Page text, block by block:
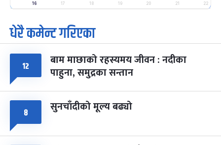
मंगल फाल्गुन २५, २०८३ Mar 9, 2027
७
आइत
पूर्णिमा व्रत
चैत्र ७, २०८३-Mar 21, 2027
८
सोम
फागुपूर्णिमा
चैत्र ८, २०८३-Mar 22, 2027
७ महिना बाँकी
16 17 18 19 20 21 22
धेरै कमेन्ट गरिएका
१२ बाम माछाको रहस्यमय जीवन : नदीका
पाहुना, समुद्रका सन्तान
८ सुनचाँदीको मूल्य बढ्यो